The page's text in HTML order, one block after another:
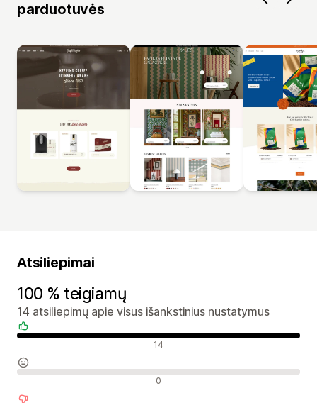
parduotuvės
Atsiliepimai
100 % teigiamų
14 atsiliepimų apie visus išankstinius nustatymus
Teigiami atsiliepimai 14
Neutralūs atsiliepimai 0